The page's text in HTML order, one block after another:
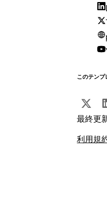
このテンプ
最終更
利用規